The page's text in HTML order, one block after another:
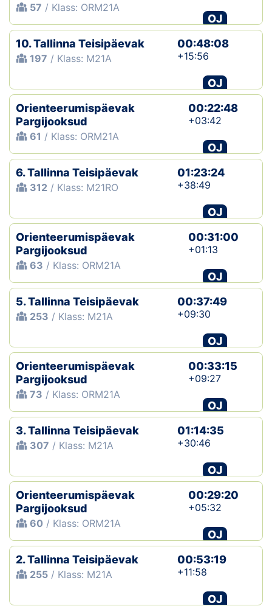
Koolitused
OTSI
57 / Klass: ORM21A
OJ
10. Tallinna Teisipäevak
197 / Klass: M21A
00:48:08
+15:56
OJ
Orienteerumispäevak
Pargijooksud
61 / Klass: ORM21A
00:22:48
+03:42
OJ
6. Tallinna Teisipäevak
312 / Klass: M21RO
01:23:24
+38:49
OJ
Orienteerumispäevak
Pargijooksud
63 / Klass: ORM21A
00:31:00
+01:13
OJ
5. Tallinna Teisipäevak
253 / Klass: M21A
00:37:49
+09:30
OJ
Orienteerumispäevak
Pargijooksud
73 / Klass: ORM21A
00:33:15
+09:27
OJ
3. Tallinna Teisipäevak
307 / Klass: M21A
01:14:35
+30:46
OJ
Orienteerumispäevak
Pargijooksud
60 / Klass: ORM21A
00:29:20
+05:32
OJ
2. Tallinna Teisipäevak
255 / Klass: M21A
00:53:19
+11:58
OJ